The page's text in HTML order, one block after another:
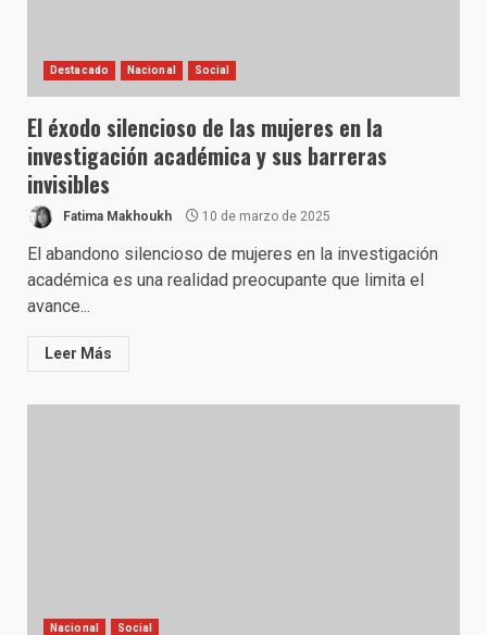
Destacado Nacional Social
El éxodo silencioso de las mujeres en la
investigación académica y sus barreras
invisibles
Fatima Makhoukh 10 de marzo de 2025
El abandono silencioso de mujeres en la investigación
académica es una realidad preocupante que limita el
avance...
Leer Más
Nacional Social